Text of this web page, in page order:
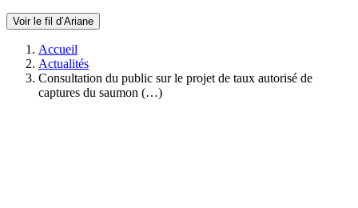
Voir le fil d’Ariane
Accueil
Actualités
Consultation du public sur le projet de taux autorisé de
captures du saumon (…)